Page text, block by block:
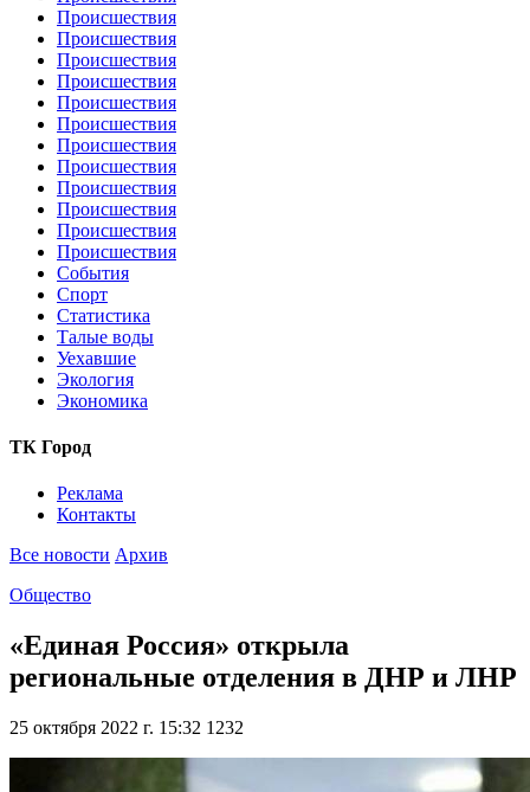
Происшествия
Происшествия
Происшествия
Происшествия
Происшествия
Происшествия
Происшествия
Происшествия
Происшествия
Происшествия
Происшествия
Происшествия
События
Спорт
Статистика
Талые воды
Уехавшие
Экология
Экономика
ТК Город
Реклама
Контакты
Все новости Архив
Общество
«Единая Россия» открыла
региональные отделения в ДНР и ЛНР
25 октября 2022 г. 15:32 1232